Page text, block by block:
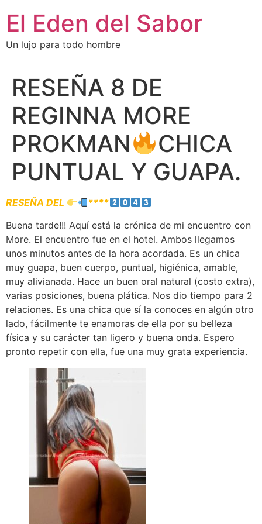
El Eden del Sabor
Un lujo para todo hombre
RESEÑA 8 DE
REGINNA MORE
PROKMAN
CHICA
PUNTUAL Y GUAPA.
RESEÑA DEL
****
Buena tarde!!! Aquí está la crónica de mi encuentro con
More. El encuentro fue en el hotel. Ambos llegamos
unos minutos antes de la hora acordada. Es un chica
muy guapa, buen cuerpo, puntual, higiénica, amable,
muy alivianada. Hace un buen oral natural (costo extra),
varias posiciones, buena plática. Nos dio tiempo para 2
relaciones. Es una chica que sí la conoces en algún otro
lado, fácilmente te enamoras de ella por su belleza
física y su carácter tan ligero y buena onda. Espero
pronto repetir con ella, fue una muy grata experiencia.